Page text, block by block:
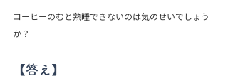
コーヒーのむと熟睡できないのは気のせいでしょう
か？
【答え】